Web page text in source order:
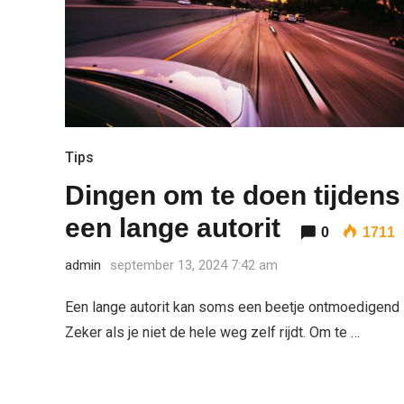
Tips
Dingen om te doen tijdens
een lange autorit
0 1711
admin september 13, 2024 7:42 am
Een lange autorit kan soms een beetje ontmoedigend
Zeker als je niet de hele weg zelf rijdt. Om te …